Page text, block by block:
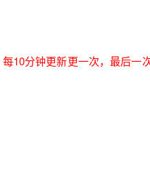
10分钟更新更一次，最后一